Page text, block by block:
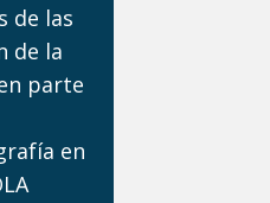
de las
de la
parte
en